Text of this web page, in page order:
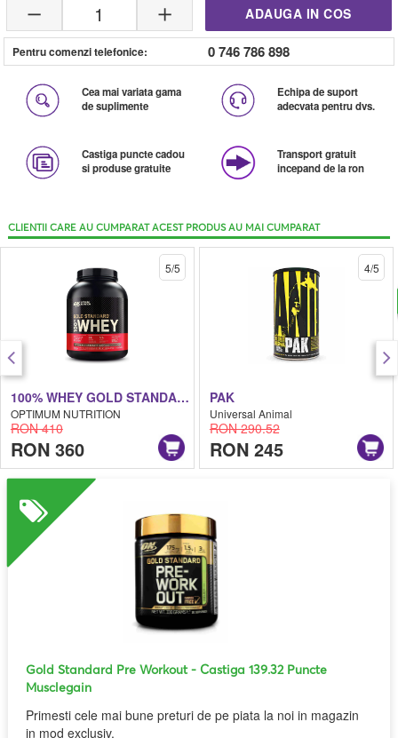
1 ADAUGA IN COS
Pentru comenzi telefonice: 0 746 786 898
Cea mai variata gama
de suplimente
Echipa de suport
adecvata pentru dvs.
Castiga puncte cadou
si produse gratuite
Transport gratuit
incepand de la ron
CLIENTII CARE AU CUMPARAT ACEST PRODUS AU MAI CUMPARAT
100% WHEY GOLD STANDARD
OPTIMUM NUTRITION
RON 410
RON 360
5/5
PAK
Universal Animal
RON 290.52
RON 245
4/5
Gold Standard Pre Workout- Castiga 139.32 Puncte
Musclegain
Primesti cele mai bune preturi de pe piata la noi in magazin
in mod exclusiv.